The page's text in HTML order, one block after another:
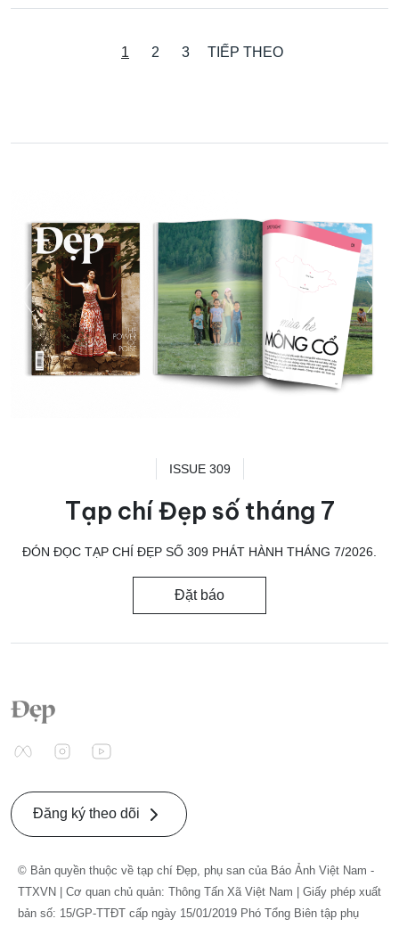
1 2 3 TIẾP THEO
ISSUE 309
Tạp chí Đẹp số tháng 7
ĐÓN ĐỌC TẠP CHÍ ĐẸP SỐ 309 PHÁT HÀNH THÁNG 7/2026.
Đặt báo
Đăng ký theo dõi
© Bản quyền thuộc về tạp chí Đẹp, phụ san của Báo Ảnh Việt Nam -
TTXVN | Cơ quan chủ quản: Thông Tấn Xã Việt Nam | Giấy phép xuất
bản số: 15/GP-TTĐT cấp ngày 15/01/2019 Phó Tổng Biên tập phụ